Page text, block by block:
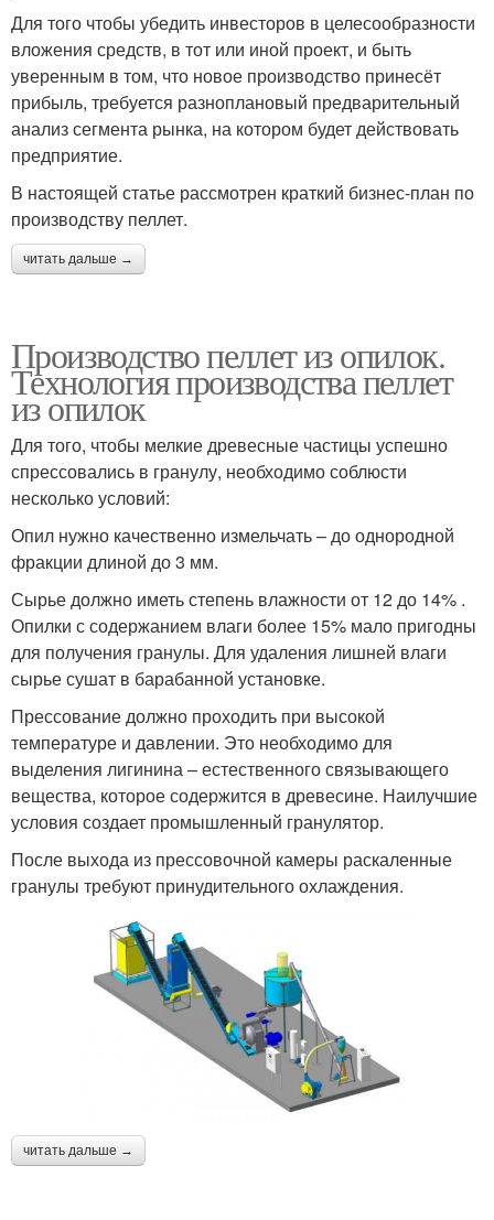
Для того чтобы убедить инвесторов в целесообразности
вложения средств, в тот или иной проект, и быть
уверенным в том, что новое производство принесёт
прибыль, требуется разноплановый предварительный
анализ сегмента рынка, на котором будет действовать
предприятие.
В настоящей статье рассмотрен краткий бизнес-план по
производству пеллет.
читать дальше →
Производство пеллет из опилок.
Технология производства пеллет
из опилок
Для того, чтобы мелкие древесные частицы успешно
спрессовались в гранулу, необходимо соблюсти
несколько условий:
Опил нужно качественно измельчать – до однородной
фракции длиной до 3 мм.
Сырье должно иметь степень влажности от 12 до 14% .
Опилки с содержанием влаги более 15% мало пригодны
для получения гранулы. Для удаления лишней влаги
сырье сушат в барабанной установке.
Прессование должно проходить при высокой
температуре и давлении. Это необходимо для
выделения лигинина – естественного связывающего
вещества, которое содержится в древесине. Наилучшие
условия создает промышленный гранулятор.
После выхода из прессовочной камеры раскаленные
гранулы требуют принудительного охлаждения.
читать дальше →